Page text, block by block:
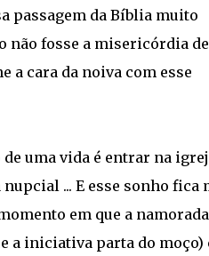
passagem da Bíblia muito
fosse a misericórdia de
a cara da noiva com esse
uma vida é entrar na
... E esse sonho
em que a
a iniciativa parta do